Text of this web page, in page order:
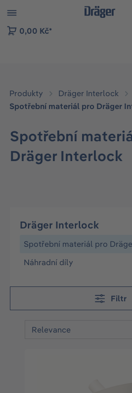
to B2B platform navigation
0,00 Kč*
Produkty
Dräger Interlock
Spotřební materiál pro Dräger
Spotřební
Dräger Interlock
Dräger Interlock
Spotřební materiál pro
Náhradní díly
Filtr